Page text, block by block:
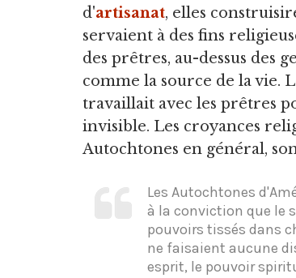
d'artisanat, elles
servaient à des fins
des prêtres, au-dessus des
comme la source de la vie.
travaillait avec les prêtres
invisible. Les croyances
Autochtones en général,
Les Autochtones
à la conviction que le
pouvoirs tissés dans
ne faisaient aucune
esprit, le pouvoir